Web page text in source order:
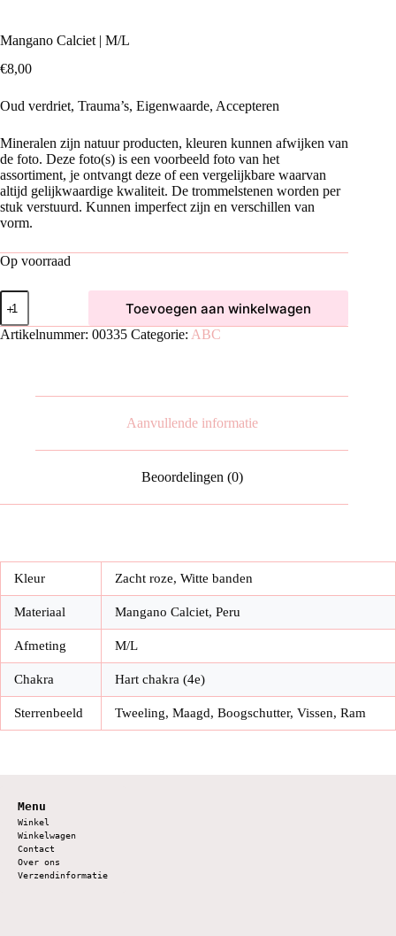
Mangano Calciet | M/L
€8,00
Oud verdriet, Trauma’s, Eigenwaarde, Accepteren
Mineralen zijn natuur producten, kleuren kunnen afwijken van
de foto. Deze foto(s) is een voorbeeld foto van het
assortiment, je ontvangt deze of een vergelijkbare waarvan
altijd gelijkwaardige kwaliteit. De trommelstenen worden per
stuk verstuurd. Kunnen imperfect zijn en verschillen van
vorm.
Op voorraad
Mangano
Calciet
|
M/L
Toevoegen aan winkelwagen
Artikelnummer: 00335 Categorie: ABC
Aanvullende informatie
Beoordelingen (0)
Kleur Zacht roze, Witte banden
Materiaal Mangano Calciet, Peru
Afmeting M/L
Chakra Hart chakra (4e)
Sterrenbeeld Tweeling, Maagd, Boogschutter, Vissen, Ram
Menu
Winkel
Winkelwagen
Contact
Over ons
Verzendinformatie